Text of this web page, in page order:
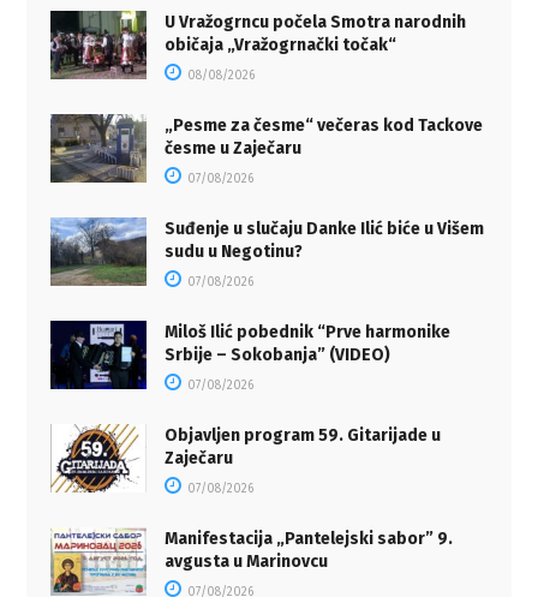
U Vražogrncu počela Smotra narodnih
običaja „Vražogrnački točak“
08/08/2026
„Pesme za česme“ večeras kod Tackove
česme u Zaječaru
07/08/2026
Suđenje u slučaju Danke Ilić biće u Višem
sudu u Negotinu?
07/08/2026
Miloš Ilić pobednik “Prve harmonike
Srbije – Sokobanja” (VIDEO)
07/08/2026
Objavljen program 59. Gitarijade u
Zaječaru
07/08/2026
Manifestacija „Pantelejski sabor” 9.
avgusta u Marinovcu
07/08/2026